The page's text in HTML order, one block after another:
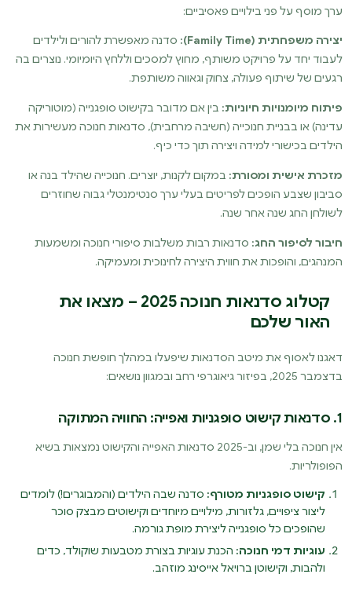
ערך מוסף על פני בילויים פאסיביים:
יצירה משפחתית (Family Time):
סדנה מאפשרת להורים ולילדים
לעבוד יחד על פרויקט משותף, מחוץ למסכים וללחץ היומיומי. נוצרים בה
רגעים של שיתוף פעולה, צחוק וגאווה משותפת.
פיתוח מיומנויות חיוניות: בין אם מדובר בקישוט סופגנייה (מוטוריקה
עדינה) או בבניית חנוכייה (חשיבה מרחבית), סדנאות חנוכה מעשירות את
הילדים בכישורי למידה ויצירה תוך כדי כיף.
מזכרת אישית ומסורת: במקום לקנות, יוצרים. חנוכייה שהילד בנה או
סביבון שצבע הופכים לפריטים בעלי ערך סנטימנטלי גבוה שחוזרים
לשולחן החג שנה אחר שנה.
חיבור לסיפור החג: סדנאות רבות משלבות סיפורי חנוכה ומשמעות
המנהגים, והופכות את חווית היצירה לחינוכית ומעמיקה.
קטלוג סדנאות חנוכה 2025 – מצאו את
האור שלכם
דאגנו לאסוף את מיטב הסדנאות שיפעלו במהלך חופשת חנוכה
בדצמבר 2025, בפיזור גיאוגרפי רחב ובמגוון נושאים:
1. סדנאות קישוט סופגניות ואפייה: החוויה המתוקה
אין חנוכה בלי שמן, וב-2025 סדנאות האפייה והקישוט נמצאות בשיא
הפופולריות.
קישוט סופגניות מטורף: סדנה שבה הילדים (והמבוגרים!) לומדים
ליצור ציפויים, גלזורות, מילויים מיוחדים וקישוטים מבצק סוכר
שהופכים כל סופגנייה ליצירת מופת גורמה.
עוגיות דמי חנוכה: הכנת עוגיות בצורת מטבעות שוקולד, כדים
ולהבות, וקישוטן ברויאל אייסינג מוזהב.